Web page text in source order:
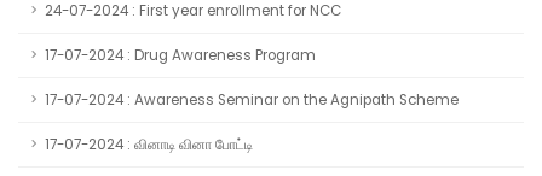
24-07-2024 : First year enrollment for NCC
17-07-2024 : Drug Awareness Program
17-07-2024 : Awareness Seminar on the Agnipath Scheme
17-07-2024 : வினாடி வினா போட்டி